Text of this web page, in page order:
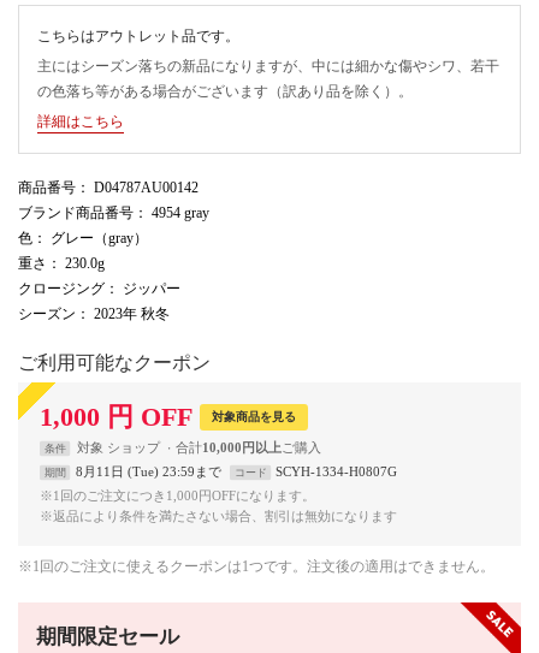
こちらはアウトレット品です。
主にはシーズン落ちの新品になりますが、中には細かな傷やシワ、若干
の色落ち等がある場合がございます（訳あり品を除く）。
詳細はこちら
商品番号 ： D04787AU00142
ブランド商品番号 ： 4954 gray
色 ： グレー（gray）
重さ ： 230.0g
クロージング ： ジッパー
シーズン ： 2023年 秋冬
ご利用可能なクーポン
1,000 円 OFF 対象商品を見る
条件 対象 ショップ 合計10,000円以上
期間 8月11日 (Tue) 23:59まで コード
SCYH-1334-H0807G
※1回のご注文につき1,000円OFFになります。
※返品により条件を満たさない場合、割引は無効になります
※1回のご注文に使えるクーポンは1つです。注文後の適用はできません。
期間限定セール